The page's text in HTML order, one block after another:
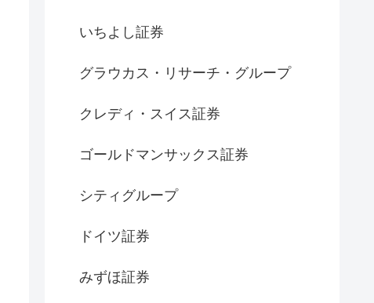
いちよし証券
グラウカス・リサーチ・グループ
クレディ・スイス証券
ゴールドマンサックス証券
シティグループ
ドイツ証券
みずほ証券